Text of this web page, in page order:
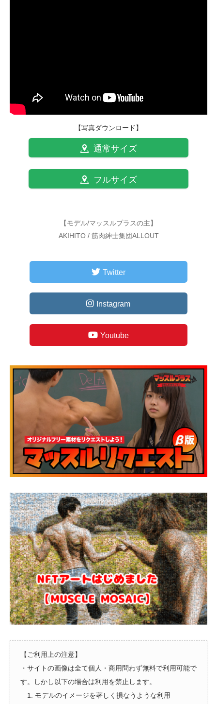
【写真ダウンロード】
通常サイズ
フルサイズ
【モデル/マッスルプラスの主】
AKIHITO / 筋肉紳士集団ALLOUT
Twitter
Instagram
Youtube
【ご利用上の注意】
・サイトの画像は全て個人・商用問わず無料で利用可能で
す。しかし以下の場合は利用を禁止します。
1. モデルのイメージを著しく損なうような利用